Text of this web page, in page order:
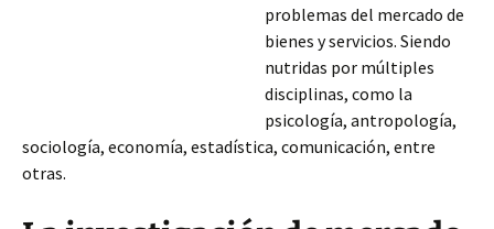
problemas del mercado de
bienes y servicios. Siendo
nutridas por múltiples
disciplinas, como la
psicología, antropología,
sociología, economía, estadística, comunicación, entre
otras.